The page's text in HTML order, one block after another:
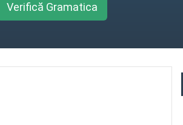
Verifică Gramatica